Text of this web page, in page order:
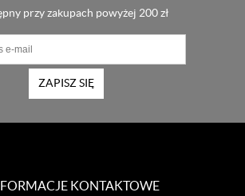
przy zakupach powyżej 200 zł
ZAPISZ SIĘ
KONTAKTOWE